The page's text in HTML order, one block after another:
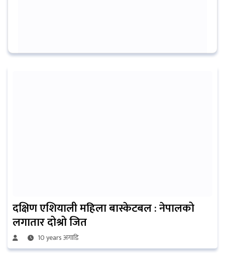
दक्षिण एशियाली महिला बास्केटबल : नेपालको
लगातार दोश्रो जित
10 years अगाडि